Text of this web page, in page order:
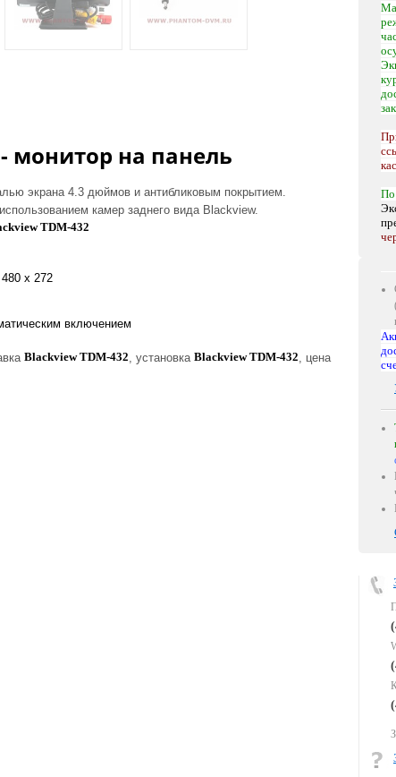
По
монитор на панель
экрана 4.3 дюймов и антибликовым покрытием.
камер заднего вида Blackview.
TDM-432
х 272
включением
Blackview TDM-432, установка Blackview TDM-432, цена